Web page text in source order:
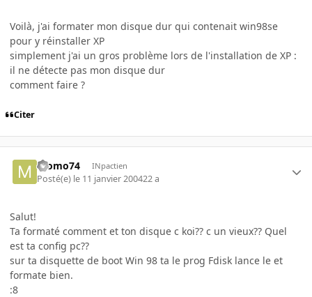
Voilà, j'ai formater mon disque dur qui contenait win98se
pour y réinstaller XP
simplement j'ai un gros problème lors de l'installation de XP :
il ne détecte pas mon disque dur
comment faire ?
Citer
momo74 INpactien
Posté(e) le 11 janvier 200422 a
Salut!
Ta formaté comment et ton disque c koi?? c un vieux?? Quel
est ta config pc??
sur ta disquette de boot Win 98 ta le prog Fdisk lance le et
formate bien.
:8